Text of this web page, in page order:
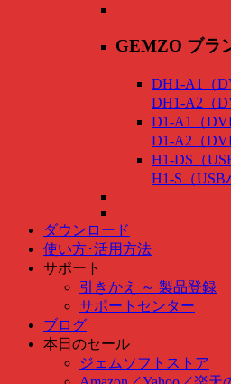
GEMZO ブラ
DH1-A1（
DH1-A2（
D1-A1（
D1-A2（
H1-DS（
H1-S（USB
ダウンロード
使い方･活用方法
サポート
引きかえ ～ 製品登録
サポートセンター
ブログ
本日のセール
ジェムソフトストア